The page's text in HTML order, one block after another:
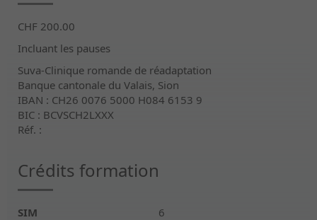
CHF 200.00
Incluant les pauses
Suva-Clinique romande de réadaptation
Banque cantonale du Valais, Sion
IBAN : CH26 0076 5000 H084 6153 9
BIC : BCVSCH2LXXX
Réf. :
Crédits formation
SIM 6